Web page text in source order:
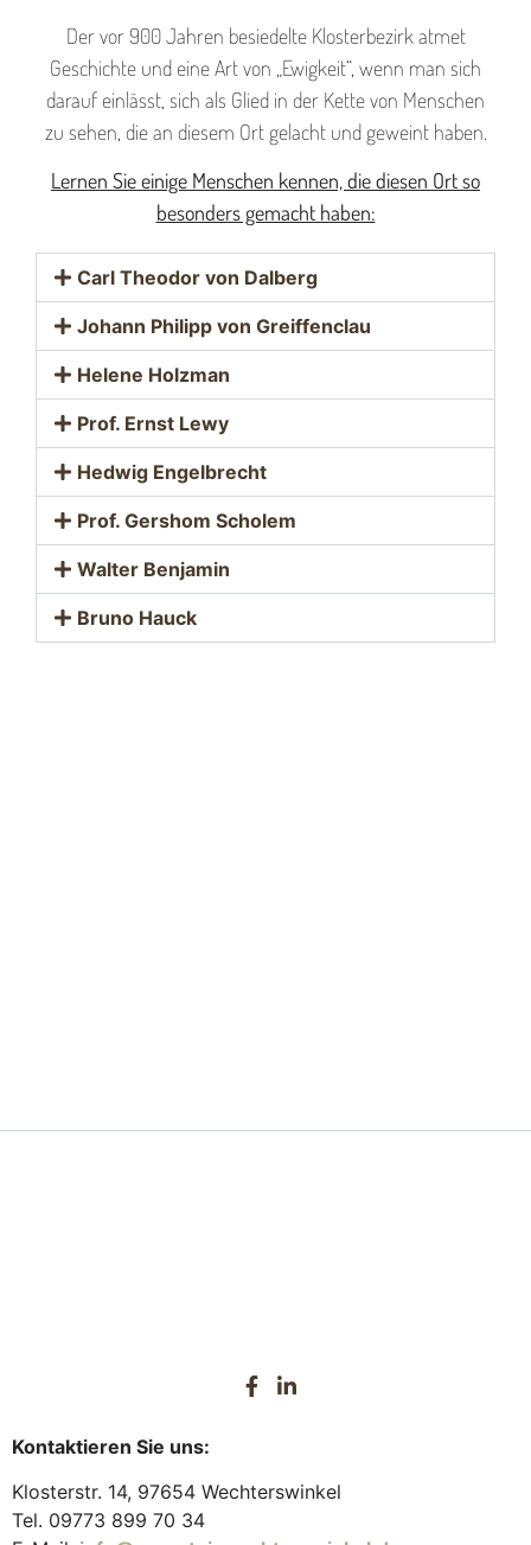
Der vor 900 Jahren besiedelte Klosterbezirk atmet
Geschichte und eine Art von „Ewigkeit“, wenn man sich
darauf einlässt, sich als Glied in der Kette von Menschen
zu sehen, die an diesem Ort gelacht und geweint haben.
Lernen Sie einige Menschen kennen, die diesen Ort so
besonders gemacht haben:
Carl Theodor von Dalberg
Johann Philipp von Greiffenclau
Helene Holzman
Prof. Ernst Lewy
Hedwig Engelbrecht
Prof. Gershom Scholem
Walter Benjamin
Bruno Hauck
Kontaktieren Sie uns:
Klosterstr. 14, 97654 Wechterswinkel
Tel. 09773 899 70 34